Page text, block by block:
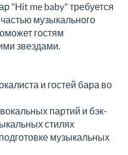
"Hit me baby" требуется
музыкального
гостям
звездами.
и гостей бара во
партий и бэк-
стилях
музыкальных